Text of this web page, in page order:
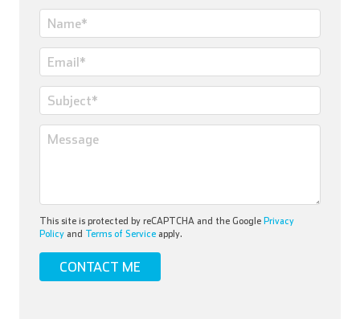
This site is protected by reCAPTCHA and the Google Privacy
Policy and Terms of Service apply.